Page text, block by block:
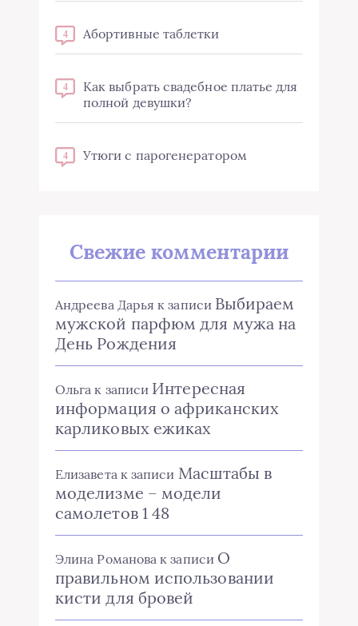
4 Абортивные таблетки
4
Как выбрать свадебное платье для
полной девушки?
4 Утюги с парогенератором
Свежие комментарии
Андреева Дарья к записи Выбираем
мужской парфюм для мужа на
День Рождения
Ольга к записи Интересная
информация о африканских
карликовых ежиках
Елизавета к записи Масштабы в
моделизме – модели
самолетов 1 48
Элина Романова к записи О
правильном использовании
кисти для бровей